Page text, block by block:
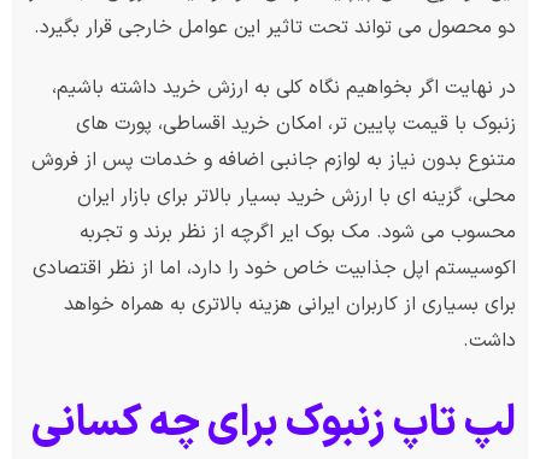
دو محصول می تواند تحت تاثیر این عوامل خارجی قرار بگیرد.
در نهایت اگر بخواهیم نگاه کلی به ارزش خرید داشته باشیم،
زنبوک با قیمت پایین تر، امکان خرید اقساطی، پورت های
متنوع بدون نیاز به لوازم جانبی اضافه و خدمات پس از فروش
محلی، گزینه ای با ارزش خرید بسیار بالاتر برای بازار ایران
محسوب می شود. مک بوک ایر اگرچه از نظر برند و تجربه
اکوسیستم اپل جذابیت خاص خود را دارد، اما از نظر اقتصادی
برای بسیاری از کاربران ایرانی هزینه بالاتری به همراه خواهد
داشت.
لپ تاپ زنبوک برای چه کسانی